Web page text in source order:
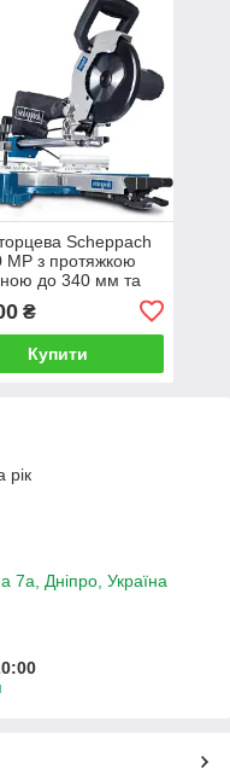
Scheppach
MP з протяжкою
до 340 мм та
₴
Купити
рік
7а, Дніпро, Україна